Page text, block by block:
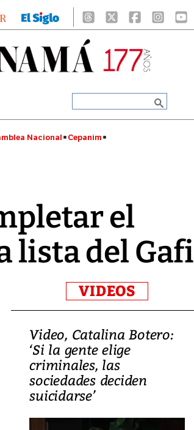
Nacional Cepanim
el
lista del Gafi
VIDEOS
Video, Catalina Botero:
‘Si la gente elige
criminales, las
sociedades deciden
suicidarse’